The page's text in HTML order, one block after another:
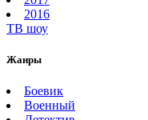
2016
ТВ шоу
Жанры
Боевик
Военный